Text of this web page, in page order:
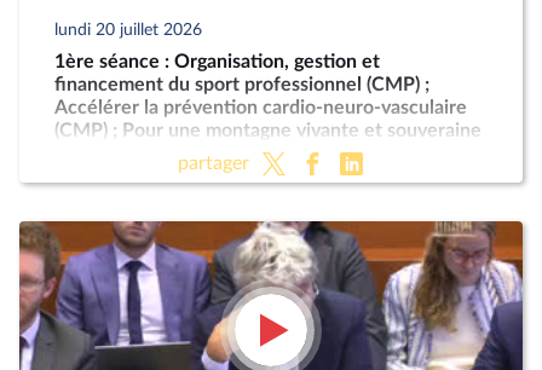
lundi 20 juillet 2026
1ère séance : Organisation, gestion et
financement du sport professionnel (CMP) ;
Accélérer la prévention cardio-neuro-vasculaire
(CMP) ; Pour une montagne vivante et souveraine
partager